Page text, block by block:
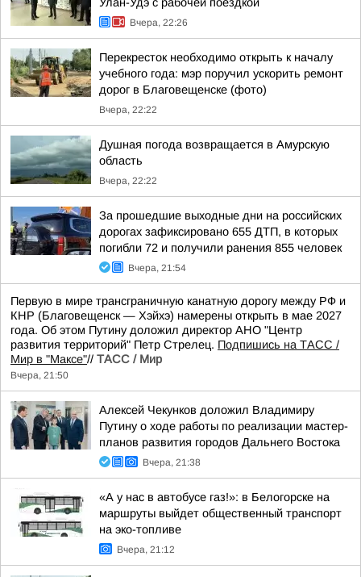
Вчера, 22:26
Перекресток необходимо открыть к началу
учебного года: мэр поручил ускорить ремонт
дорог в Благовещенске (фото)
Вчера, 22:22
Душная погода возвращается в Амурскую
область
Вчера, 22:22
За прошедшие выходные дни на российских
дорогах зафиксировано 655 ДТП, в которых
погибли 72 и получили ранения 855 человек
Вчера, 21:54
Первую в мире трансграничную канатную дорогу между РФ и
КНР (Благовещенск — Хэйхэ) намерены открыть в мае 2027
года. Об этом Путину доложил директор АНО "Центр
развития территорий" Петр Стрелец. Подпишись на ТАСС /
Мир в "Максе"// ТАСС / Мир
Вчера, 21:50
Алексей Чекунков доложил Владимиру
Путину о ходе работы по реализации мастер-
планов развития городов Дальнего Востока
Вчера, 21:38
«А у нас в автобусе газ!»: в Белогорске на
маршруты выйдет общественный транспорт
на эко-топливе
Вчера, 21:12